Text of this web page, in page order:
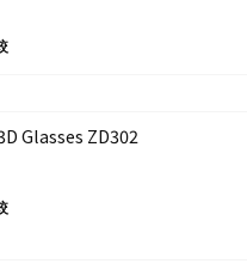
Glasses ZD302